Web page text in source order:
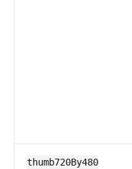
thumb720By480​